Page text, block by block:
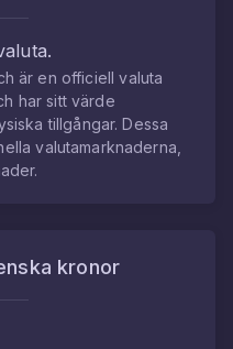
är en officiell valuta
har sitt värde
tillgångar. Dessa
valutamarknaderna,
kronor